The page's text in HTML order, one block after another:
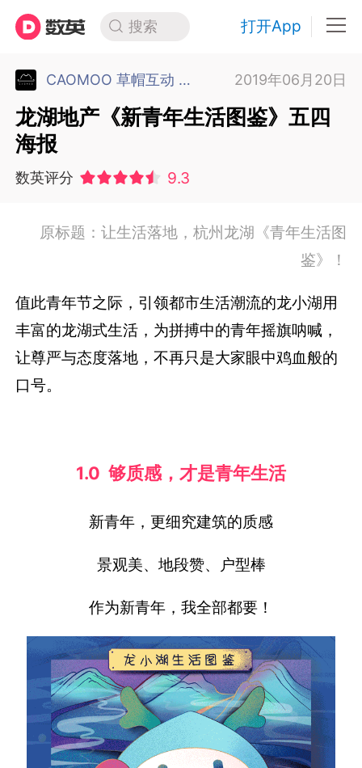
搜索 打开App
CAOMOO 草帽互动 苏州 2019年06月20日
龙湖地产《新青年生活图鉴》五四
海报
数英评分 9.3
原标题：让生活落地，杭州龙湖《青年生活图
鉴》！
值此青年节之际，引领都市生活潮流的龙小湖用
丰富的龙湖式生活，为拼搏中的青年摇旗呐喊，
让尊严与态度落地，不再只是大家眼中鸡血般的
口号。
1.0 够质感， 才是青年生活
新青年，更细究建筑的质感
景观美、地段赞、户型棒
作为新青年，我全部都要！